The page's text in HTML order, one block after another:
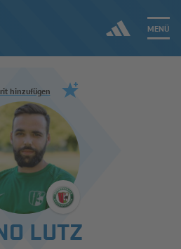
MENÜ
Jetzt einloggen
hinzufügen
LUTZ